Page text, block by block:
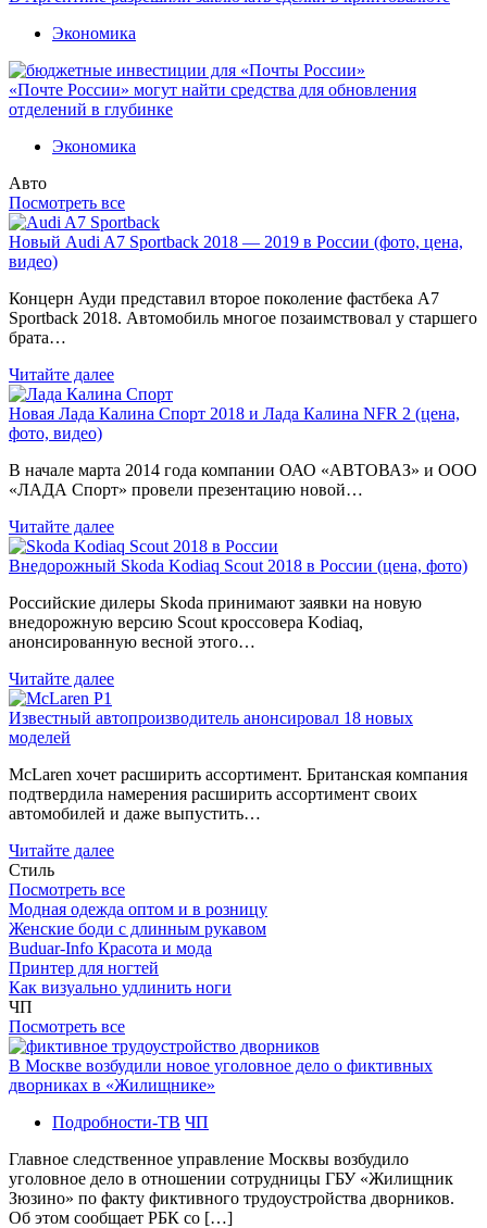
Экономика
«Почте России» могут найти средства для обновления
отделений в глубинке
Экономика
Авто
Посмотреть все
Новый Audi A7 Sportback 2018 — 2019 в России (фото, цена,
видео)
Концерн Ауди представил второе поколение фастбека A7
Sportback 2018. Автомобиль многое позаимствовал у старшего
брата…
Читайте далее
Новая Лада Калина Спорт 2018 и Лада Калина NFR 2 (цена,
фото, видео)
В начале марта 2014 года компании ОАО «АВТОВАЗ» и ООО
«ЛАДА Спорт» провели презентацию новой…
Читайте далее
Внедорожный Skoda Kodiaq Scout 2018 в России (цена, фото)
Российские дилеры Skoda принимают заявки на новую
внедорожную версию Scout кроссовера Kodiaq,
анонсированную весной этого…
Читайте далее
Известный автопроизводитель анонсировал 18 новых
моделей
McLaren хочет расширить ассортимент. Британская компания
подтвердила намерения расширить ассортимент своих
автомобилей и даже выпустить…
Читайте далее
Стиль
Посмотреть все
Модная одежда оптом и в розницу
Женские боди с длинным рукавом
Buduar-Info Красота и мода
Принтер для ногтей
Как визуально удлинить ноги
ЧП
Посмотреть все
В Москве возбудили новое уголовное дело о фиктивных
дворниках в «Жилищнике»
Подробности-ТВ ЧП
Главное следственное управление Москвы возбудило
уголовное дело в отношении сотрудницы ГБУ «Жилищник
Зюзино» по факту фиктивного трудоустройства дворников.
Об этом сообщает РБК со […]